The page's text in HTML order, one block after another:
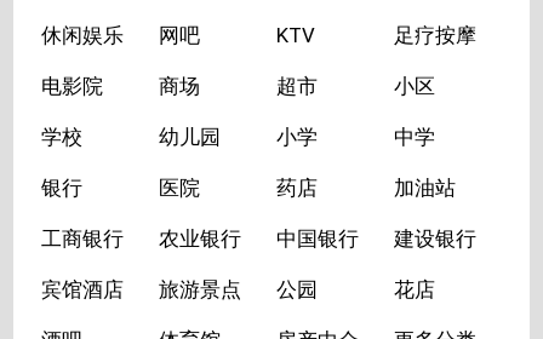
休闲娱乐 网吧 KTV 足疗按摩
电影院 商场 超市 小区
学校 幼儿园 小学 中学
银行 医院 药店 加油站
工商银行 农业银行 中国银行 建设银行
宾馆酒店 旅游景点 公园 花店